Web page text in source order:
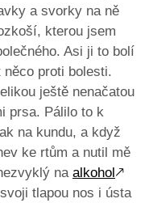
a svorky na ně
kterou jsem
Asi ji to bolí
proti bolesti.
ještě nenačatou
prsa. Pálilo to k
na kundu, a když
ke rtům a nutil mě
na alkohol 🡕
tlapou nos i ústa